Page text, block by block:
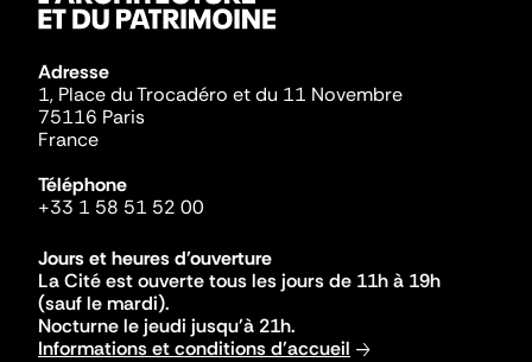
Adresse
1, Place du Trocadéro et du 11 Novembre
75116 Paris
France
Téléphone
+33 1 58 51 52 00
Jours et heures d'ouverture
La Cité est ouverte tous les jours de 11h à 19h
(sauf le mardi).
Nocturne le jeudi jusqu'à 21h.
Informations et conditions d'accueil